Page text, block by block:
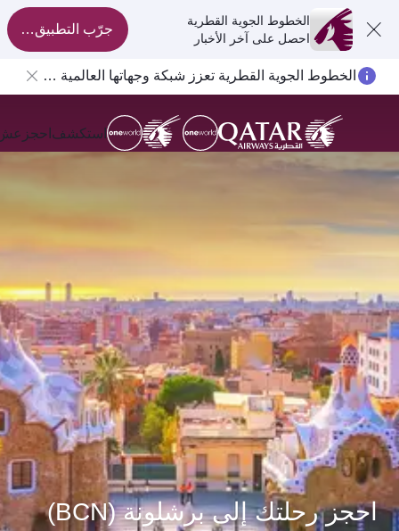
الخطوط الجوية القطرية
احصل على آخر الأخبار
جرّب التطبيق الآن
الخطوط الجوية القطرية تعزز شبكة وجهاتها العالمية لتشمل ما يزيد عن 160 وجهة
استكشفاحجزعش
احجز رحلتك إلى برشلونة (BCN)